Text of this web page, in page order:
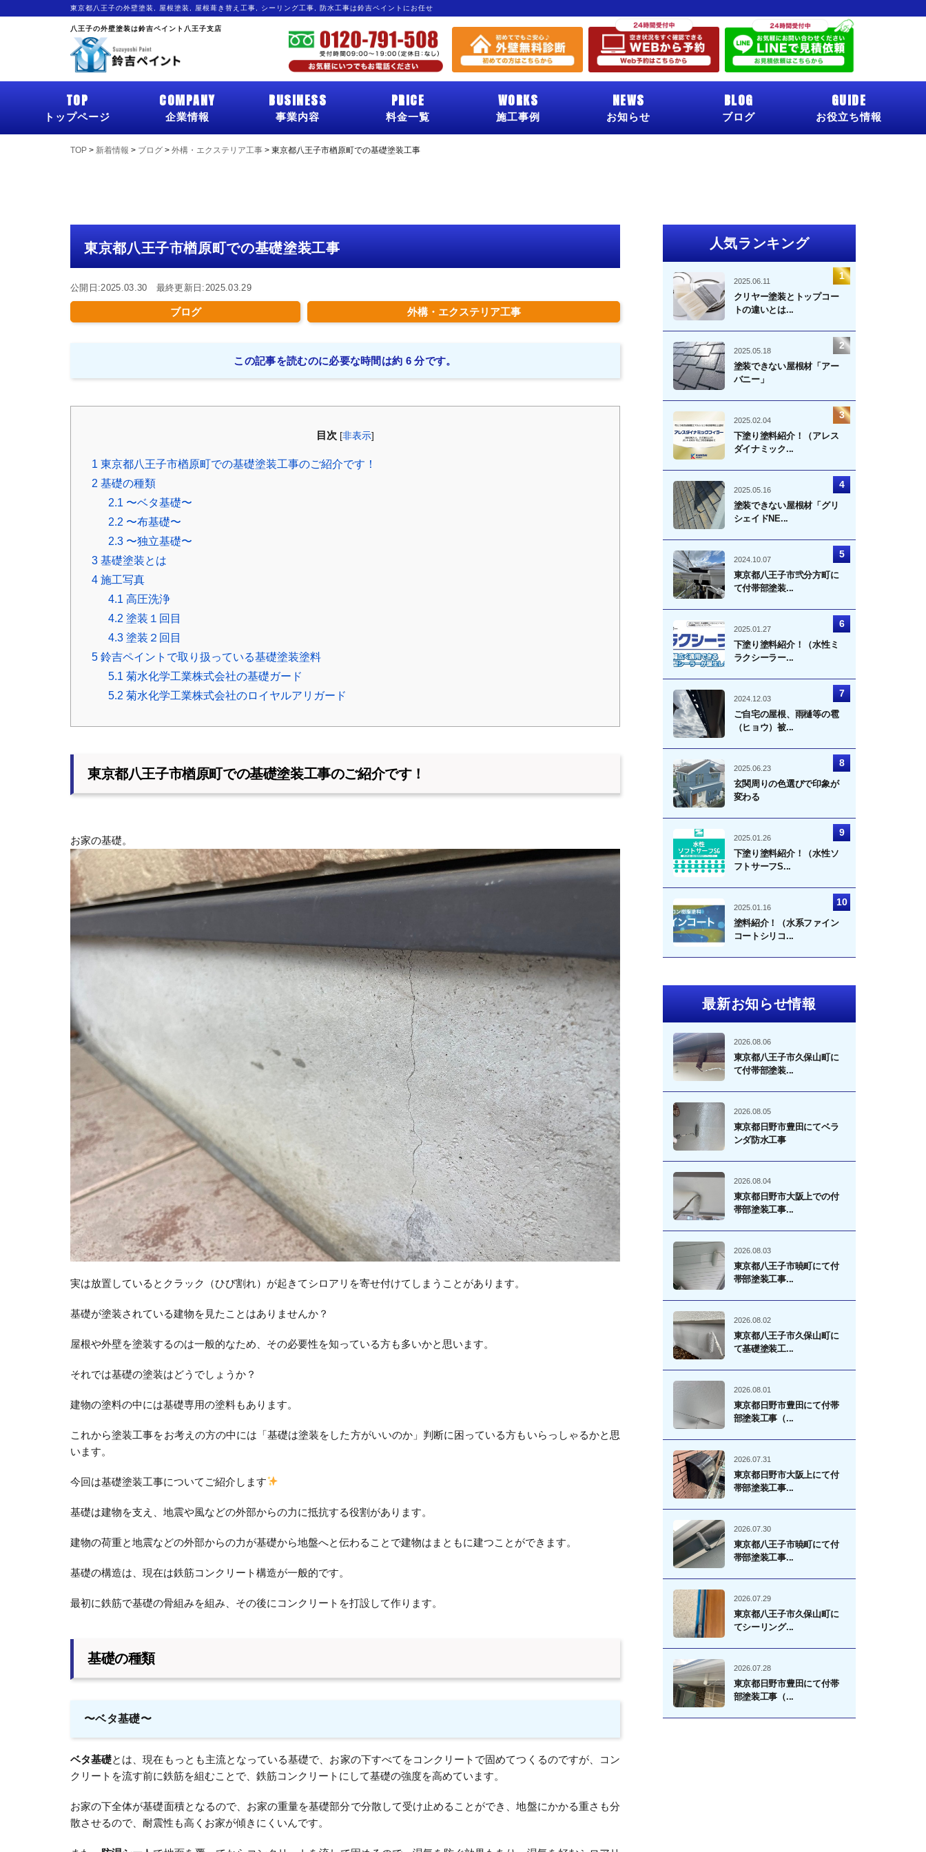
東京都八王子の外壁塗装, 屋根塗装, 屋根葺き替え工事, シーリング工事, 防水工事は鈴吉ペイントにお任せ
八王子の外壁塗装は鈴吉ペイント八王子支店
TOP
トップページ
COMPANY
企業情報
BUSINESS
事業内容
PRICE
料金一覧
WORKS
施工事例
NEWS
お知らせ
BLOG
ブログ
GUIDE
お役立ち情報
TOP > 新着情報 > ブログ > 外構・エクステリア工事 > 東京都八王子市楢原町での基礎塗装工事
東京都八王子市楢原町での基礎塗装工事
公開日:2025.03.30 最終更新日:2025.03.29
ブログ 外構・エクステリア工事
この記事を読むのに必要な時間は約 6 分です。
目次 [非表示]
1 東京都八王子市楢原町での基礎塗装工事のご紹介です！
2 基礎の種類
2.1 〜ベタ基礎〜
2.2 〜布基礎〜
2.3 〜独立基礎〜
3 基礎塗装とは
4 施工写真
4.1 高圧洗浄
4.2 塗装１回目
4.3 塗装２回目
5 鈴吉ペイントで取り扱っている基礎塗装塗料
5.1 菊水化学工業株式会社の基礎ガード
5.2 菊水化学工業株式会社のロイヤルアリガード
東京都八王子市楢原町での基礎塗装工事のご紹介です！
お家の基礎。
実は放置しているとクラック（ひび割れ）が起きてシロアリを寄せ付けてしまうことがあります。
基礎が塗装されている建物を見たことはありませんか？
屋根や外壁を塗装するのは一般的なため、その必要性を知っている方も多いかと思います。
それでは基礎の塗装はどうでしょうか？
建物の塗料の中には基礎専用の塗料もあります。
これから塗装工事をお考えの方の中には「基礎は塗装をした方がいいのか」判断に困っている方もいらっしゃるかと思
います。
今回は基礎塗装工事についてご紹介します
基礎は建物を支え、地震や風などの外部からの力に抵抗する役割があります。
建物の荷重と地震などの外部からの力が基礎から地盤へと伝わることで建物はまともに建つことができます。
基礎の構造は、現在は鉄筋コンクリート構造が一般的です。
最初に鉄筋で基礎の骨組みを組み、その後にコンクリートを打設して作ります。
基礎の種類
〜ベタ基礎〜
ベタ基礎とは、現在もっとも主流となっている基礎で、お家の下すべてをコンクリートで固めてつくるのですが、コン
クリートを流す前に鉄筋を組むことで、鉄筋コンクリートにして基礎の強度を高めています。
お家の下全体が基礎面積となるので、お家の重量を基礎部分で分散して受け止めることができ、地盤にかかる重さも分
散させるので、耐震性も高くお家が傾きにくいんです。
人気ランキング
2025.06.11
クリヤー塗装とトップコー
トの違いとは...
2025.05.18
塗装できない屋根材「アー
バニー」
2025.02.04
下塗り塗料紹介！（アレス
ダイナミック...
2025.05.16
塗装できない屋根材「グリ
シェイドNE...
2024.10.07
東京都八王子市弐分方町に
て付帯部塗装...
2025.01.27
下塗り塗料紹介！（水性ミ
ラクシーラー...
2024.12.03
ご自宅の屋根、雨樋等の雹
（ヒョウ）被...
2025.06.23
玄関周りの色選びで印象が
変わる
2025.01.26
下塗り塗料紹介！（水性ソ
フトサーフS...
2025.01.16
塗料紹介！（水系ファイン
コートシリコ...
最新お知らせ情報
2026.08.06
東京都八王子市久保山町に
て付帯部塗装...
2026.08.05
東京都日野市豊田にてベラ
ンダ防水工事
2026.08.04
東京都日野市大阪上での付
帯部塗装工事...
2026.08.03
東京都八王子市暁町にて付
帯部塗装工事...
2026.08.02
東京都八王子市久保山町に
て基礎塗装工...
2026.08.01
東京都日野市豊田にて付帯
部塗装工事（...
2026.07.31
東京都日野市大阪上にて付
帯部塗装工事...
2026.07.30
東京都八王子市暁町にて付
帯部塗装工事...
2026.07.29
東京都八王子市久保山町に
てシーリング...
2026.07.28
東京都日野市豊田にて付帯
部塗装工事（...